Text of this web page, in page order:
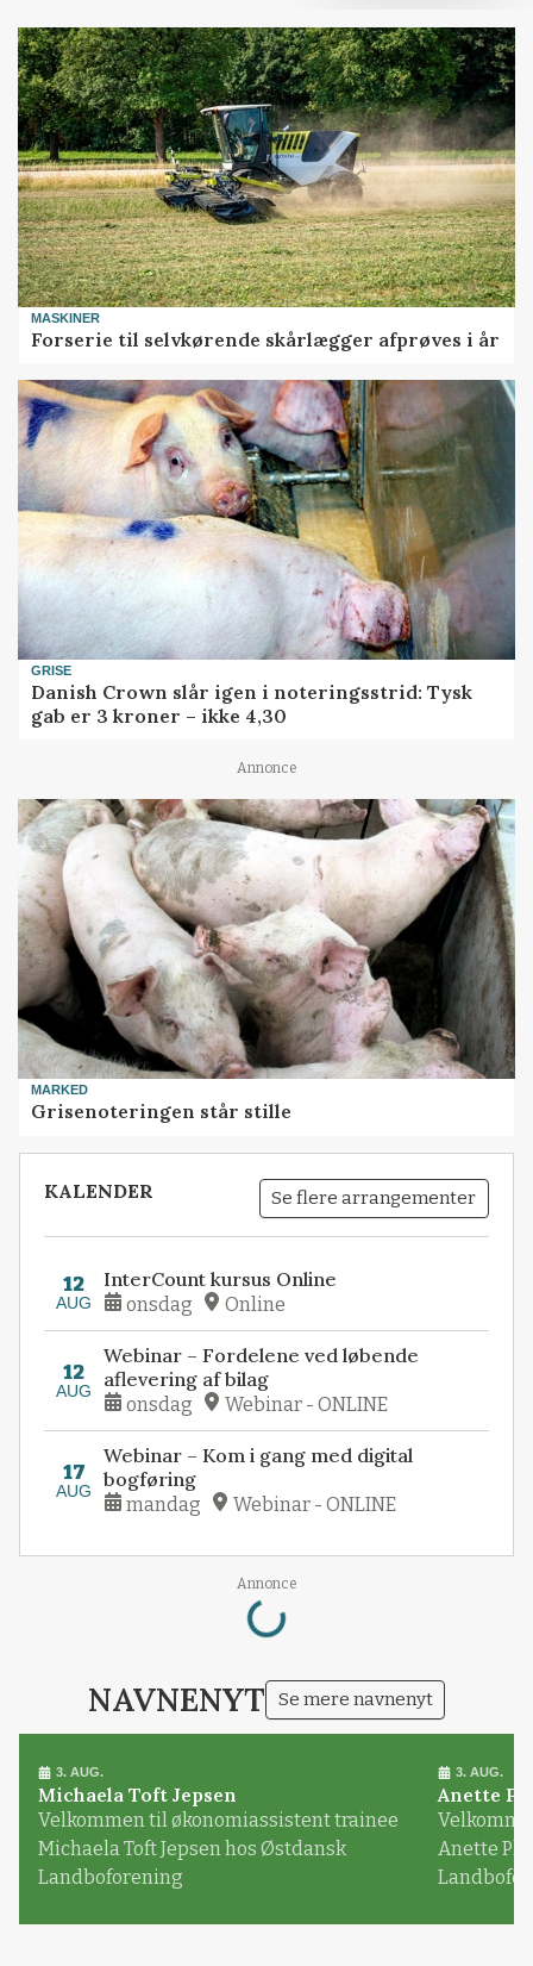
MASKINER
Forserie til selvkørende skårlægger afprøves i år
GRISE
Danish Crown slår igen i noteringsstrid: Tysk
gab er 3 kroner – ikke 4,30
Annonce
MARKED
Grisenoteringen står stille
KALENDER Se flere arrangementer
12
AUG
InterCount kursus Online
onsdag Online
12
AUG
Webinar – Fordelene ved løbende
aflevering af bilag
onsdag Webinar - ONLINE
17
AUG
Webinar – Kom i gang med digital
bogføring
mandag Webinar - ONLINE
Annonce
Loading...
NAVNENYT Se mere navnenyt
3. AUG.
Michaela Toft Jepsen
Velkommen til økonomiassistent trainee
Michaela Toft Jepsen hos Østdansk
Landboforening
3. AUG.
Anette
Anette